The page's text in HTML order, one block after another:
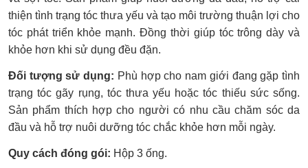
thiện tình trạng tóc thưa yếu và tạo môi trường thuận lợi cho
tóc phát triển khỏe mạnh. Đồng thời giúp tóc trông dày và
khỏe hơn khi sử dụng đều đặn.
Đối tượng sử dụng: Phù hợp cho nam giới đang gặp tình
trạng tóc gãy rụng, tóc thưa yếu hoặc tóc thiếu sức sống.
Sản phẩm thích hợp cho người có nhu cầu chăm sóc da
đầu và hỗ trợ nuôi dưỡng tóc chắc khỏe hơn mỗi ngày.
Quy cách đóng gói: Hộp 3 ống.